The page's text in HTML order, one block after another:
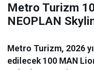
Metro Turizm
NEOPLAN
Metro Turizm, 2026
edilecek 100 MAN